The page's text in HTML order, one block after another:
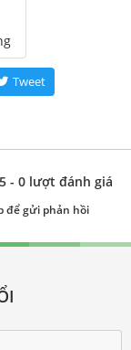
Tweet
- 0 lượt đánh giá
để gửi phản hồi